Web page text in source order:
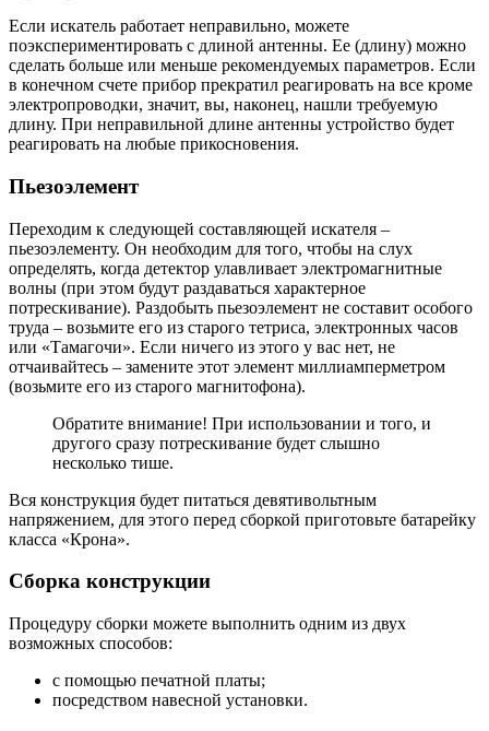
Если искатель работает неправильно, можете
поэкспериментировать с длиной антенны. Ее (длину) можно
сделать больше или меньше рекомендуемых параметров. Если
в конечном счете прибор прекратил реагировать на все кроме
электропроводки, значит, вы, наконец, нашли требуемую
длину. При неправильной длине антенны устройство будет
реагировать на любые прикосновения.
Пьезоэлемент
Переходим к следующей составляющей искателя –
пьезоэлементу. Он необходим для того, чтобы на слух
определять, когда детектор улавливает электромагнитные
волны (при этом будут раздаваться характерное
потрескивание). Раздобыть пьезоэлемент не составит особого
труда – возьмите его из старого тетриса, электронных часов
или «Тамагочи». Если ничего из этого у вас нет, не
отчаивайтесь – замените этот элемент миллиамперметром
(возьмите его из старого магнитофона).
Обратите внимание! При использовании и того, и
другого сразу потрескивание будет слышно
несколько тише.
Вся конструкция будет питаться девятивольтным
напряжением, для этого перед сборкой приготовьте батарейку
класса «Крона».
Сборка конструкции
Процедуру сборки можете выполнить одним из двух
возможных способов:
с помощью печатной платы;
посредством навесной установки.